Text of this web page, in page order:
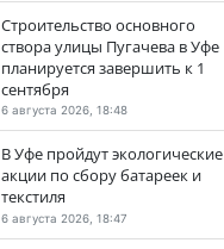
Строительство основного
створа улицы Пугачева в Уфе
планируется завершить к 1
сентября
6 августа 2026, 18:48
В Уфе пройдут экологические
акции по сбору батареек и
текстиля
6 августа 2026, 18:47